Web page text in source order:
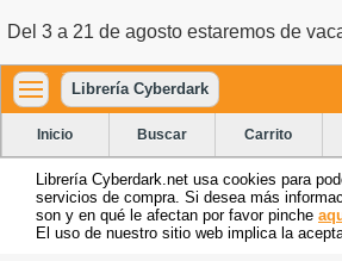
Del 3 a 21 de agosto estaremos de
Librería Cyberdark
Inicio Buscar Carrito
Librería Cyberdark.net usa cookies para
servicios de compra. Si desea más
son y en qué le afectan por favor pinche
El uso de nuestro sitio web implica la